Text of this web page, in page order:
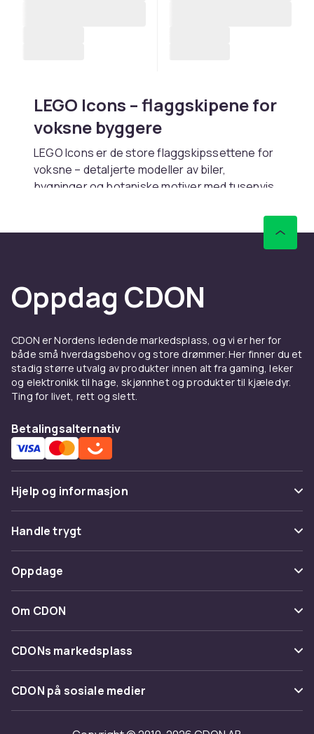
LEGO Icons – flaggskipene for
voksne byggere
LEGO Icons er de store flaggskipssettene for
voksne – detaljerte modeller av biler,
bygninger og botaniske motiver med tusenvis
Hos CDON finner du LEGO Icons-sett – med
rask levering og trygt kjøp. Utforsk flere
LEGO Architecture.
Oppdag CDON
CDON er Nordens ledende markedsplass, og vi er her for
både små hverdagsbehov og store drømmer. Her finner du et
stadig større utvalg av produkter innen alt fra gaming, leker
og elektronikk til hage, skjønnhet og produkter til kjæledyr.
Ting for livet, rett og slett.
Betalingsalternativ
Hjelp og informasjon
Vanlige spørsmål
Spor pakke
Angre & returner her
Kontakt oss
Handle trygt
Betaling
Levering
Tilbakekallinger
Oppdage
Kategorier
Varemerker
Om CDON
Om oss
Kundeanmeldelser
Jobbe på CDON
Investor relations
CDONs markedsplass
Merchant Help Center
CDON på sosiale medier